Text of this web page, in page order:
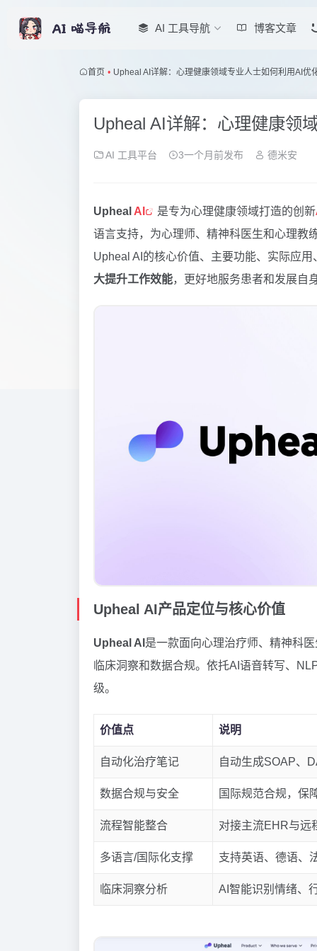
AI 工具导航 博客文章
首页 • Upheal AI详解：心理健康领域专业人士如何利用AI优
Upheal AI详解：心理健康领
AI 工具平台 3一个月前发布 德米安
Upheal AI 是专为心理健康领域打造的创新
语言支持，为心理师、精神科医生和心理教
Upheal AI的核心价值、主要功能、实际应
大提升工作效能，更好地服务患者和发展自
Upheal AI产品定位与核心价值
Upheal AI 是一款面向心理治疗师、精神科
临床洞察和数据合规。依托AI语音转写、
级。
价值点 说明
自动化治疗笔记 自动生成SOAP、
数据合规与安全 国际规范合规，保
流程智能整合 对接主流EHR与远
多语言/国际化支撑 支持英语、德语、
临床洞察分析 AI智能识别情绪、